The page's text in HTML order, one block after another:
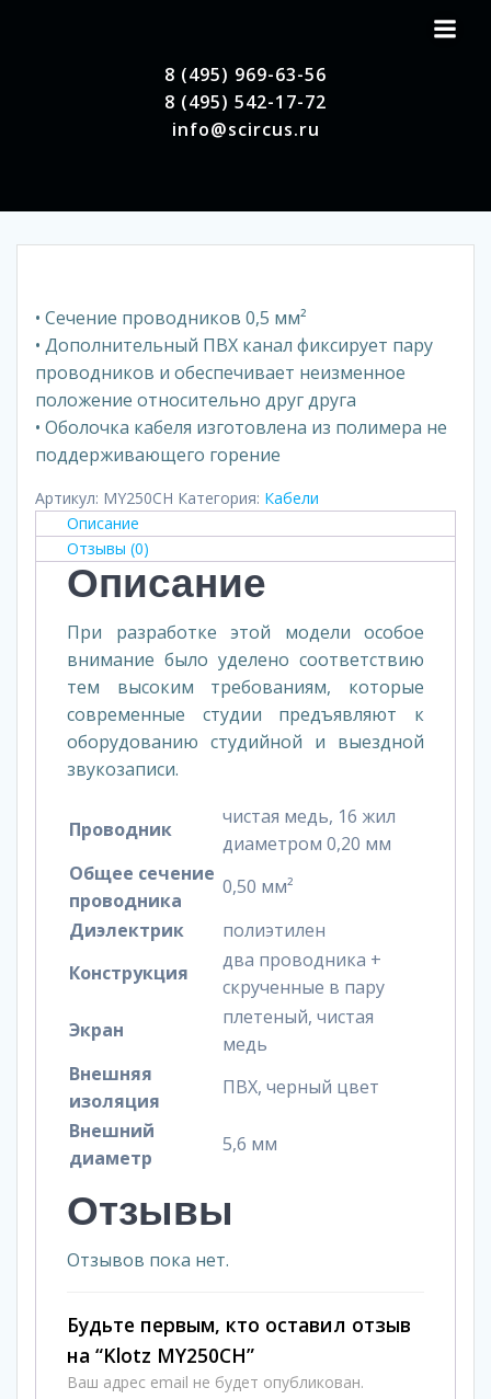
8 (495) 969-63-56
8 (495) 542-17-72
info@scircus.ru
• Сечение проводников 0,5 мм²
• Дополнительный ПВХ канал фиксирует пару
проводников и обеспечивает неизменное
положение относительно друг друга
• Оболочка кабеля изготовлена из полимера не
поддерживающего горение
Артикул: MY250CH Категория: Кабели
Описание
Отзывы (0)
Описание
При разработке этой модели особое
внимание было уделено соответствию
тем высоким требованиям, которые
современные студии предъявляют к
оборудованию студийной и выездной
звукозаписи.
Проводник
чистая медь, 16 жил
диаметром 0,20 мм
Общее сечение
проводника
0,50 мм²
Диэлектрик
полиэтилен
Конструкция
два проводника +
скрученные в пару
Экран
плетеный, чистая
медь
Внешняя
изоляция
ПВХ, черный цвет
Внешний
диаметр
5,6 мм
Отзывы
Отзывов пока нет.
Будьте первым, кто оставил отзыв
на “Klotz MY250CH”
Ваш адрес email не будет опубликован.